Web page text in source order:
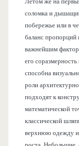
соломка и
побережье или в
баланс пропорций
важнейшим
его
способна
роли
подходят к
математической
классической
верхнюю одежду и